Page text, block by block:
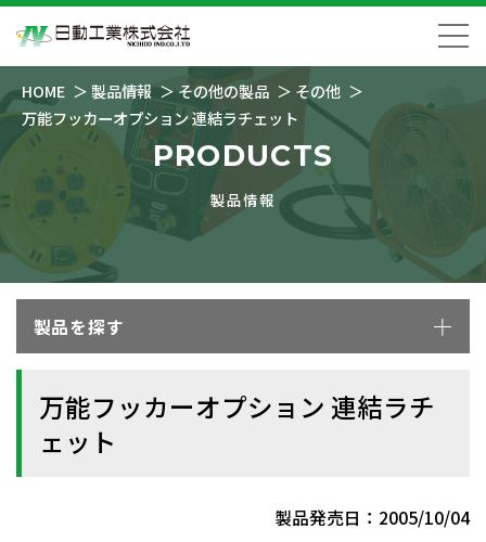
HOME 製品情報 その他の製品
その他
万能フッカーオプション 連結ラチェット
PRODUCTS
製品情報
製品を探す
万能フッカーオプション 連結ラチ
ェット
製品発売日：2005/10/04